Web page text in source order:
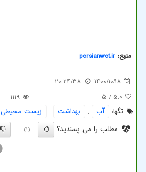
منبع: persianwet.ir
1400/10/18
20:24:38
5.0
/ 5
1119
تگها:
آب , بهداشت , زیست محیطی
مطلب را می پسندید؟
(1)